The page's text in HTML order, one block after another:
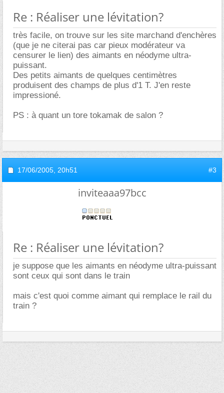
Re : Réaliser une lévitation?
très facile, on trouve sur les site marchand d'enchères
(que je ne citerai pas car pieux modérateur va
censurer le lien) des aimants en néodyme ultra-
puissant.
Des petits aimants de quelques centimètres
produisent des champs de plus d'1 T. J'en reste
impressioné.
PS : à quant un tore tokamak de salon ?
17/06/2005, 20h51 #3
inviteaaa97bcc
Re : Réaliser une lévitation?
je suppose que les aimants en néodyme ultra-puissant
sont ceux qui sont dans le train
mais c'est quoi comme aimant qui remplace le rail du
train ?